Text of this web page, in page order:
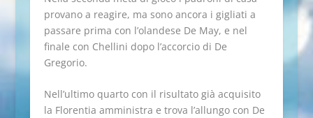
provano a reagire, ma sono ancora i gigliati a
passare prima con l’olandese De May, e nel
finale con Chellini dopo l’accorcio di De
Gregorio.
Nell’ultimo quarto con il risultato già acquisito
la Florentia amministra e trova l’allungo con De